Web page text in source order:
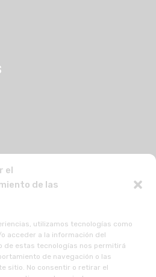
el
de las
utilizamos tecnologías como
acceder a la información del
de estas tecnologías nos permitirá
de navegación o las
sitio. No consentir o retirar el